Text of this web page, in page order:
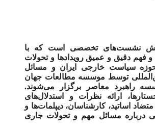
نشست‌های تخصصی است که با
و فهم دقیق و عمیق رویدادها و تحولات
سیاست خارجی ایران و مسائل
توسط موسسه مطالعات جهان
راهبرد معاصر برگزار می‌شوند.
ارائه نظرات و استدلال‌های
اساتید، کارشناسان، دیپلمات‌ها و
درباره مسائل مهم و تحولات جاری